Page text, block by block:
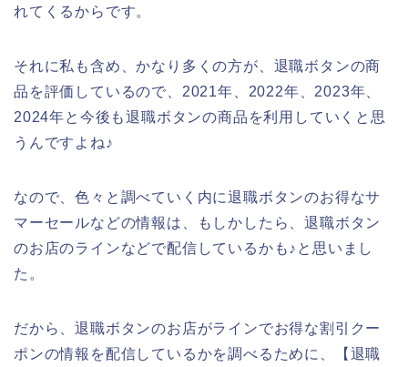
れてくるからです。
それに私も含め、かなり多くの方が、退職ボタンの商
品を評価しているので、2021年、2022年、2023年、
2024年と今後も退職ボタンの商品を利用していくと思
うんですよね♪
なので、色々と調べていく内に退職ボタンのお得なサ
マーセールなどの情報は、もしかしたら、退職ボタン
のお店のラインなどで配信しているかも♪と思いまし
た。
だから、退職ボタンのお店がラインでお得な割引クー
ポンの情報を配信しているかを調べるために、【退職